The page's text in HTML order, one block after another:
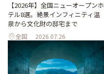
【2026年】全国ニューオープンホ
テル8選。絶景インフィニティ温
泉から文化財の邸宅まで
全国 2026.07.26